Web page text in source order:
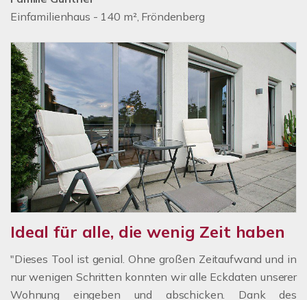
Einfamilienhaus - 140 m², Fröndenberg
Ideal für alle, die wenig Zeit haben
"Dieses Tool ist genial. Ohne großen Zeitaufwand und in
nur wenigen Schritten konnten wir alle Eckdaten unserer
Wohnung eingeben und abschicken. Dank des